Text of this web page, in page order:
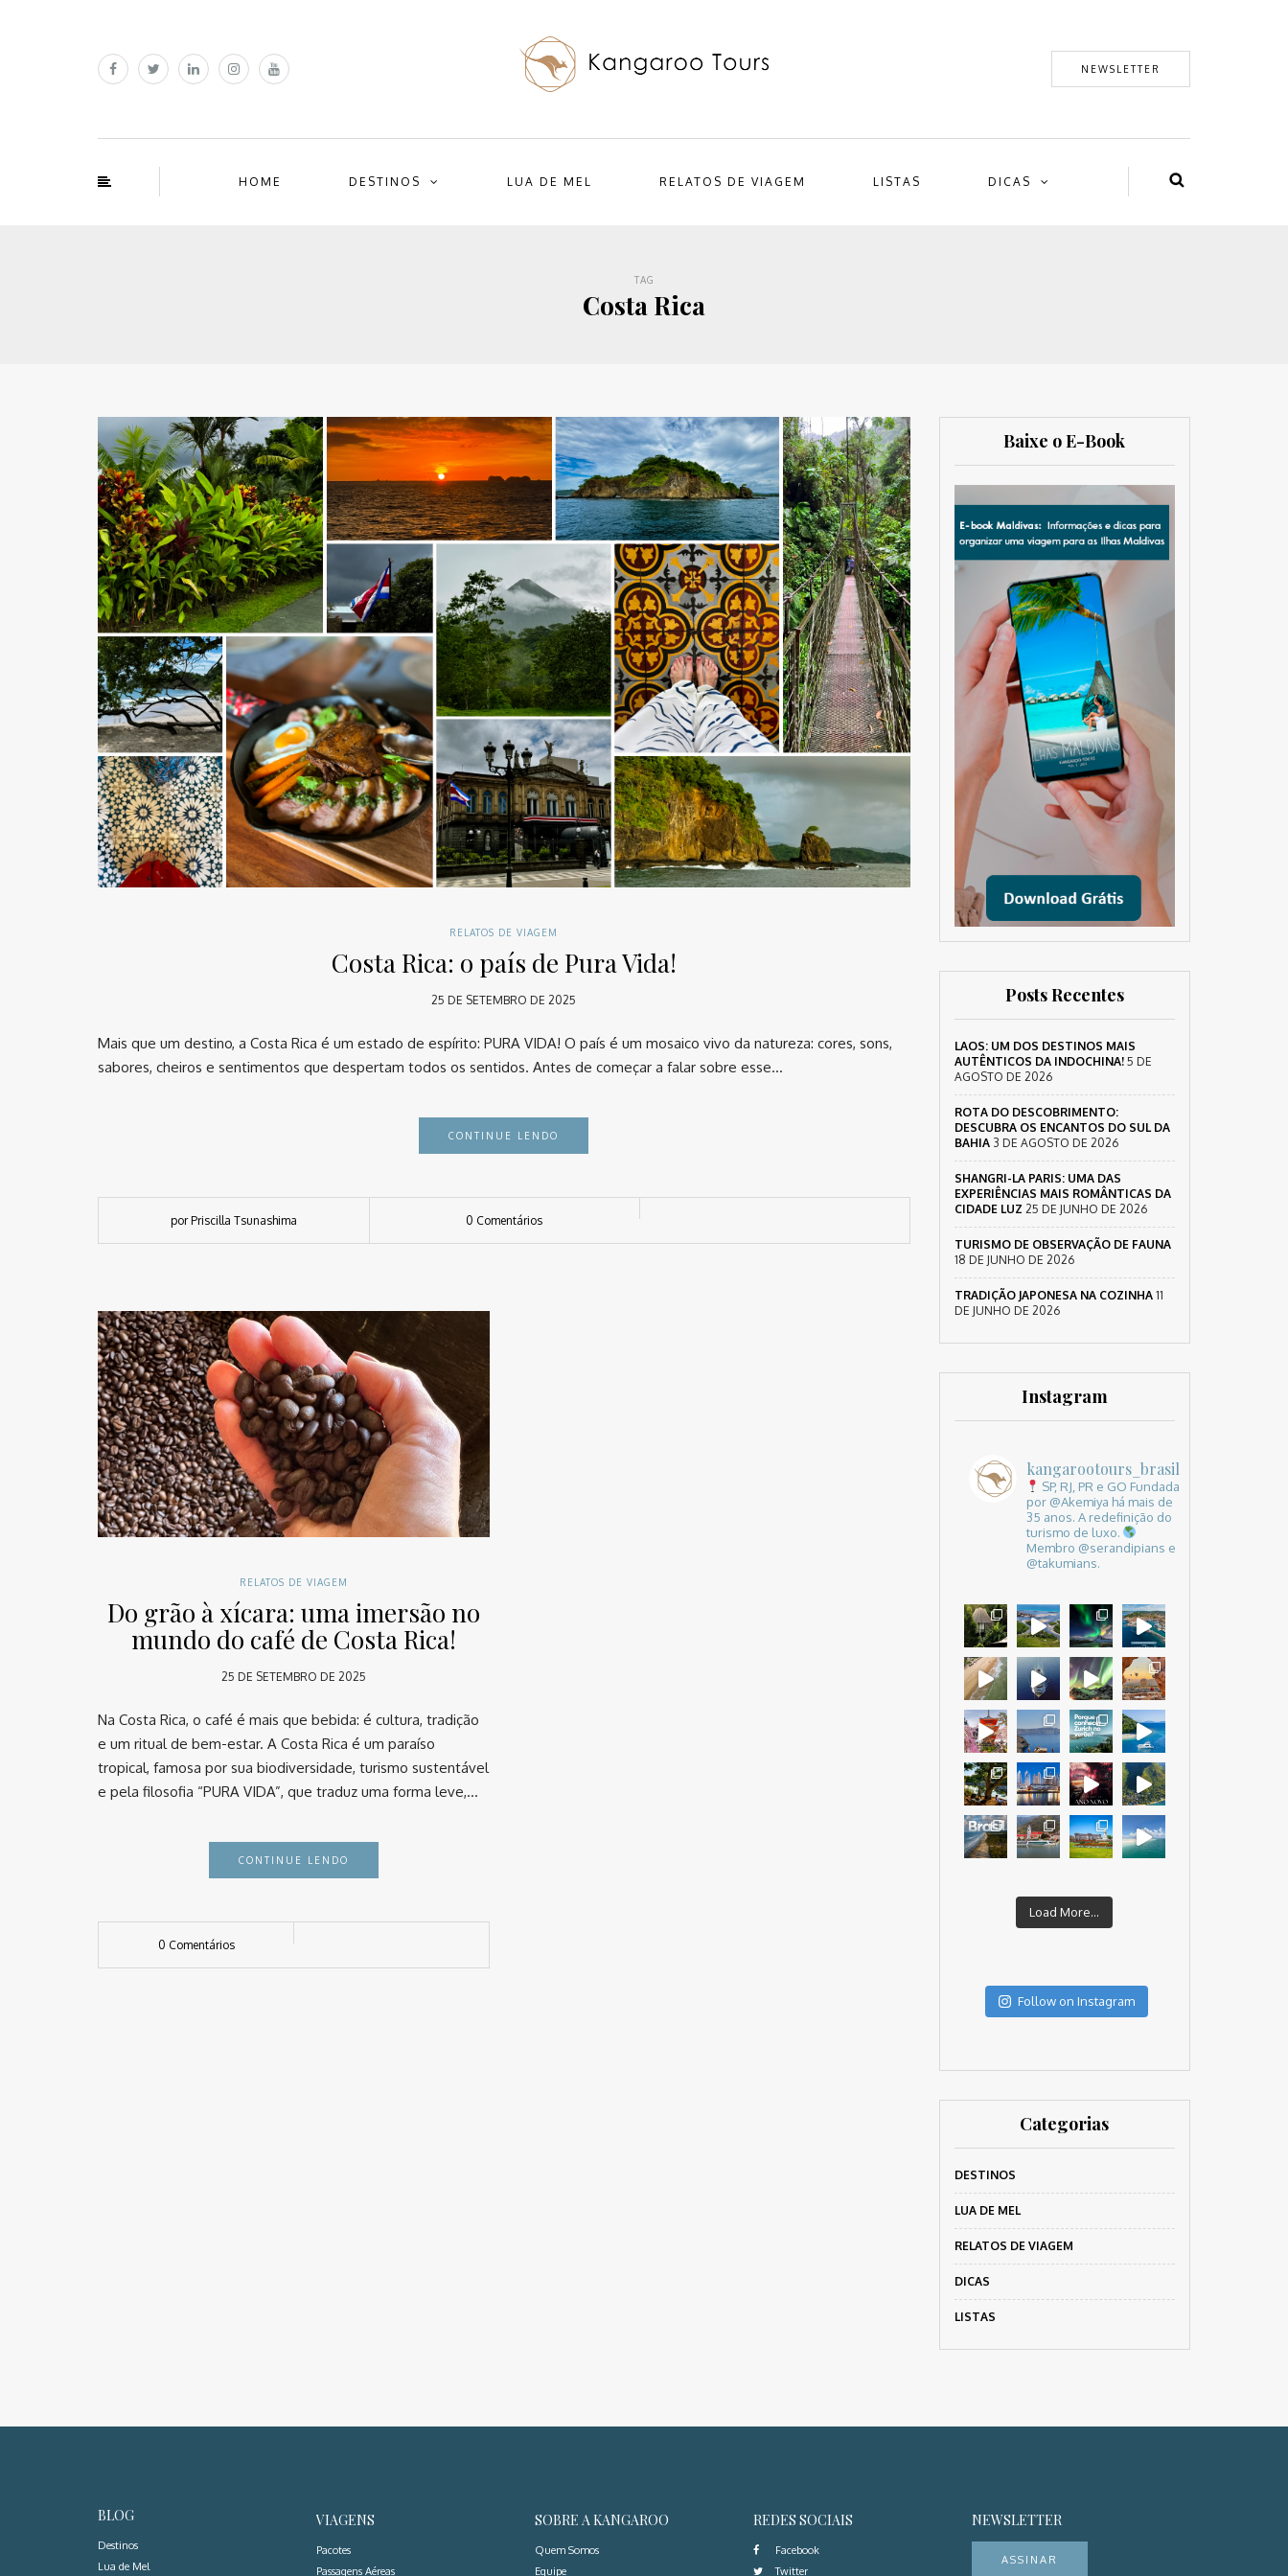
NEWSLETTER
HOME DESTINOS LUA DE MEL RELATOS DE VIAGEM LISTAS DICAS
TAG
Costa Rica
RELATOS DE VIAGEM
Costa Rica: o país de Pura Vida!
25 DE SETEMBRO DE 2025
Mais que um destino, a Costa Rica é um estado de espírito: PURA VIDA! O país é um mosaico vivo da natureza: cores, sons,
sabores, cheiros e sentimentos que despertam todos os sentidos. Antes de começar a falar sobre esse…
CONTINUE LENDO
por Priscilla Tsunashima 0 Comentários
RELATOS DE VIAGEM
Do grão à xícara: uma imersão no
mundo do café de Costa Rica!
25 DE SETEMBRO DE 2025
Na Costa Rica, o café é mais que bebida: é cultura, tradição
e um ritual de bem-estar. A Costa Rica é um paraíso
tropical, famosa por sua biodiversidade, turismo sustentável
e pela filosofia “PURA VIDA”, que traduz uma forma leve,…
CONTINUE LENDO
0 Comentários
Baixe o E-Book
Posts Recentes
LAOS: UM DOS DESTINOS MAIS
AUTÊNTICOS DA INDOCHINA! 5 DE
AGOSTO DE 2026
ROTA DO DESCOBRIMENTO:
DESCUBRA OS ENCANTOS DO SUL DA
BAHIA 3 DE AGOSTO DE 2026
SHANGRI-LA PARIS: UMA DAS
EXPERIÊNCIAS MAIS ROMÂNTICAS DA
CIDADE LUZ 25 DE JUNHO DE 2026
TURISMO DE OBSERVAÇÃO DE FAUNA
18 DE JUNHO DE 2026
TRADIÇÃO JAPONESA NA COZINHA 11
DE JUNHO DE 2026
Instagram
kangarootours_brasil
SP, RJ, PR e GO Fundada
por @Akemiya há mais de
35 anos. A redefinição do
turismo de luxo.
Membro @serandipians e
@takumians.
Load More...
Follow on Instagram
Categorias
DESTINOS
LUA DE MEL
RELATOS DE VIAGEM
DICAS
LISTAS
BLOG
Destinos
Lua de Mel
VIAGENS
Pacotes
Passagens Aéreas
SOBRE A KANGAROO
Quem Somos
Equipe
REDES SOCIAIS
Facebook
Twitter
NEWSLETTER
ASSINAR